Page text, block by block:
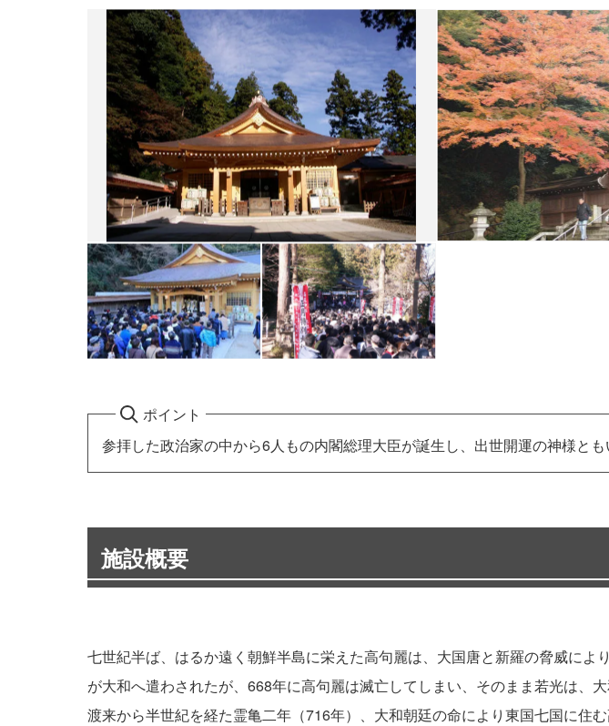
ポイント
参拝した政治家の中から6人もの内閣総理大臣が誕生し、出世開運の神様とも
施設概要
七世紀半ば、はるか遠く朝鮮半島に栄えた高句麗は、大国唐と新羅の脅威に
が大和へ遣わされたが、668年に高句麗は滅亡してしまい、そのまま若光は、
渡来から半世紀を経た霊亀二年（716年）、大和朝廷の命により東国七国に住